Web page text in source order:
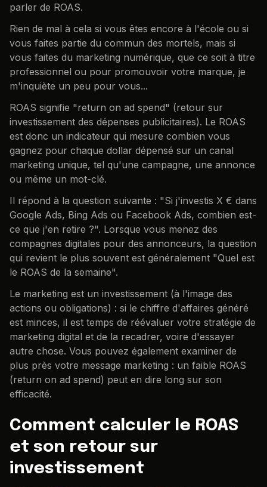
parler de ROAS.
Rien de mal à cela si vous êtes encore à l'école ou si
vous faites partie du commun des mortels, mais si
vous faites du marketing numérique, que ce soit à titre
professionnel ou pour promouvoir votre marque, je
m'inquiète un peu pour vous...
ROAS signifie "return on ad spend" (retour sur
investissement des dépenses publicitaires). Le ROAS
est donc un indicateur qui mesure combien vous
gagnez pour chaque dollar dépensé sur un canal
marketing unique, tel qu'une campagne, une annonce
ou même un mot-clé.
Il répond à la question suivante : "Si j'investis X € dans
Google Ads, Bing Ads ou Facebook Ads, combien est-
ce que j'en retire ?". Lorsque vous menez des
compagnes digitales pour des annonceurs, la question
qui revient le plus souvent est généralement "Quel est
le ROAS de la semaine".
Le marketing est un investissement (à l'image des
actions ou obligations) : si le chiffre d'affaires généré
est minces, il est temps de réévaluer votre stratégie de
marketing digital et de la recadrer, voire d'essayer
autre chose. Vous pouvez également examiner de
plus près votre message marketing : un faible ROAS
(return on ad spend) peut en dire long sur son
efficacité.
Comment calculer le ROAS
et son retour sur
investissement